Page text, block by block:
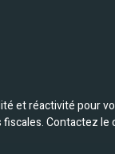
et réactivité pour
Contactez le